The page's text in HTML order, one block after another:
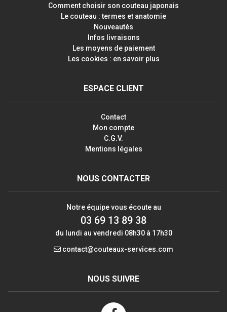
Comment choisir son couteau japonais
Le couteau : termes et anatomie
Nouveautés
Infos livraisons
Les moyens de paiement
Les cookies : en savoir plus
ESPACE CLIENT
Contact
Mon compte
C.G.V.
Mentions légales
NOUS CONTACTER
Notre équipe vous écoute au
03 69 13 89 38
du lundi au vendredi 08h30 à 17h30
contact@couteaux-services.com
NOUS SUIVRE